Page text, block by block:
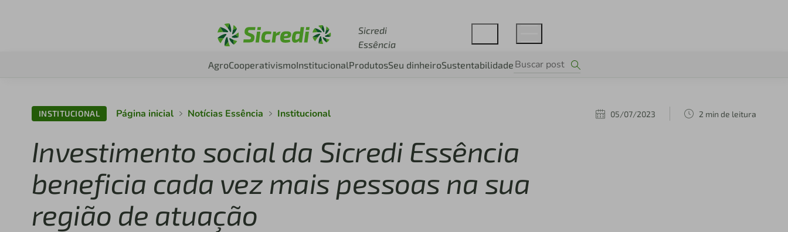
Sicredi
Essência
AgroCooperativismoInstitucionalProdutosSeu dinheiroSustentabilidade
INSTITUCIONAL Página inicial Notícias Essência Institucional 05/07/2023 2 min de leitura
Investimento social da Sicredi Essência
beneficia cada vez mais pessoas na sua
região de atuação